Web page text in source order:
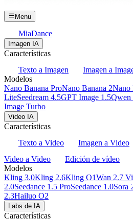
Menu
MiaDance
Imagen IA
Características
Texto a Imagen
Imagen a
Modelos
Nano Banana ProNano Banana 2Nano
LiteSeedream 4.5GPT Image 1.5Qwen
Image Turbo
Video IA
Características
Texto a Video
Imagen a Video
Video a Video
Edición de vídeo
Modelos
Kling 3.0Kling 2.6Kling O1Wan 2.7
2.0Seedance 1.5 ProSeedance 1.0Sora
2.3Hailuo O2
Labs de IA
Características